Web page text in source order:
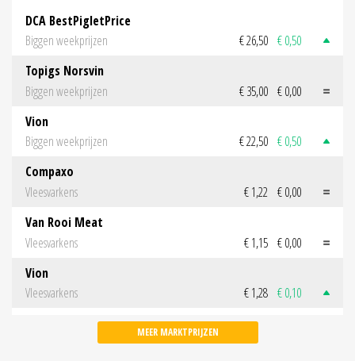
DCA BestPigletPrice
Biggen weekprijzen
€ 26,50 € 0,50
Topigs Norsvin
Biggen weekprijzen
€ 35,00 € 0,00
Vion
Biggen weekprijzen
€ 22,50 € 0,50
Compaxo
Vleesvarkens
€ 1,22 € 0,00
Van Rooi Meat
Vleesvarkens
€ 1,15 € 0,00
Vion
Vleesvarkens
€ 1,28 € 0,10
MEER MARKTPRIJZEN